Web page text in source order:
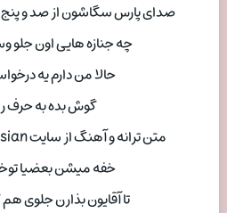
صدای پارس سگاشون از صد و
چه جنازه هایی اون
حالا من دارم یه
گوش بده به حرف
متن ترانه و آهنگ از سایت Listen Persian 🎶♡
خفه میشن بعضیا
تا آقایون بذارن جلوی